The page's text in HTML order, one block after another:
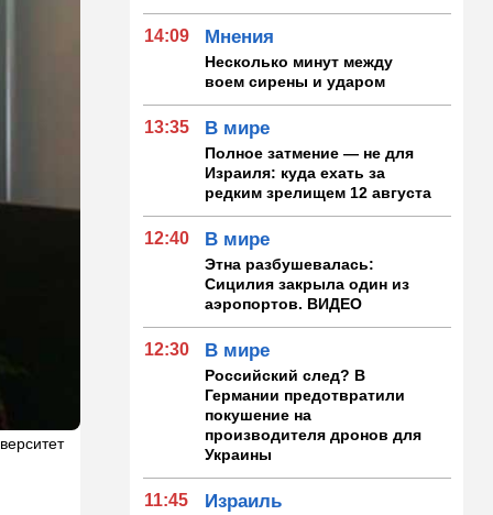
14:09 Мнения
Несколько минут между
воем сирены и ударом
13:35 В мире
Полное затмение — не для
Израиля: куда ехать за
редким зрелищем 12 августа
12:40 В мире
Этна разбушевалась:
Сицилия закрыла один из
аэропортов. ВИДЕО
12:30 В мире
Российский след? В
Германии предотвратили
покушение на
производителя дронов для
Украины
11:45 Израиль